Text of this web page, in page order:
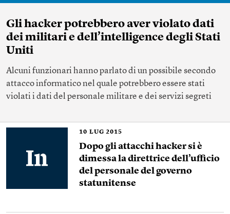
Gli hacker potrebbero aver violato dati
dei militari e dell’intelligence degli Stati
Uniti
Alcuni funzionari hanno parlato di un possibile secondo
attacco informatico nel quale potrebbero essere stati
violati i dati del personale militare e dei servizi segreti
10 LUG 2015
Dopo gli attacchi hacker si è
dimessa la direttrice dell’ufficio
del personale del governo
statunitense